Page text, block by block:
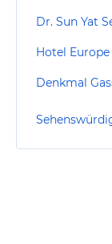
Dr. Sun Yat
Hotel Europe
Denkmal